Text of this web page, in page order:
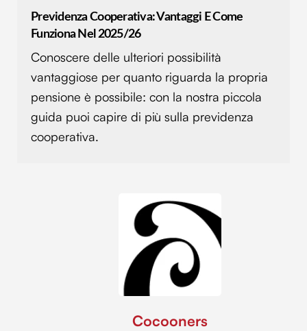
Previdenza Cooperativa: Vantaggi E Come
Funziona Nel 2025/26
Conoscere delle ulteriori possibilità
vantaggiose per quanto riguarda la propria
pensione è possibile: con la nostra piccola
guida puoi capire di più sulla previdenza
cooperativa.
Cocooners